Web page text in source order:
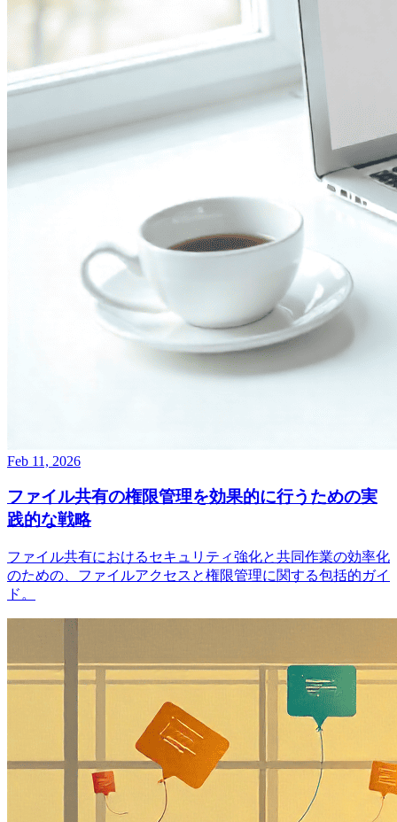
Feb 11, 2026
ファイル共有の権限管理を効果的に行うための実
践的な戦略
ファイル共有におけるセキュリティ強化と共同作業の効率化
のための、ファイルアクセスと権限管理に関する包括的ガイ
ド。